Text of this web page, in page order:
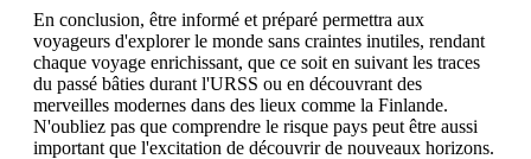
En conclusion, être informé et préparé permettra aux
voyageurs d'explorer le monde sans craintes inutiles, rendant
chaque voyage enrichissant, que ce soit en suivant les traces
du passé bâties durant l'URSS ou en découvrant des
merveilles modernes dans des lieux comme la Finlande.
N'oubliez pas que comprendre le risque pays peut être aussi
important que l'excitation de découvrir de nouveaux horizons.